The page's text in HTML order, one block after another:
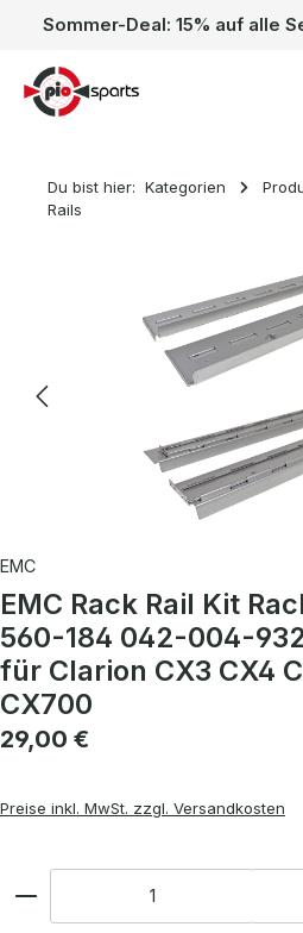
Zum Hauptinhalt springen
Du bist hier: Kategorien
Rails
EMC
EMC Rack Rail Kit
560-184 042-004-
für Clarion CX3 CX4
CX700
Regulärer Preis:
29,00 €
Preise inkl. MwSt. zzgl. Versandkosten